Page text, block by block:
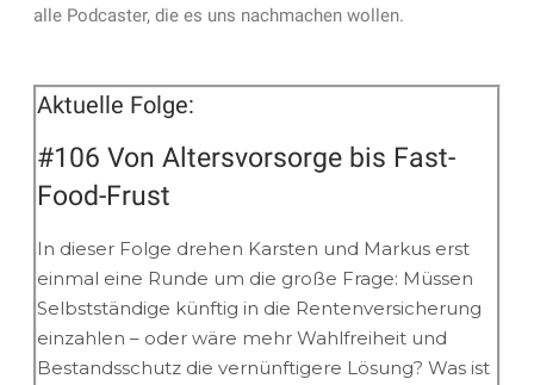
alle Podcaster, die es uns nachmachen wollen.
Aktuelle Folge:
#106 Von Altersvorsorge bis Fast-
Food-Frust
In dieser Folge drehen Karsten und Markus erst
einmal eine Runde um die große Frage: Müssen
Selbstständige künftig in die Rentenversicherung
einzahlen – oder wäre mehr Wahlfreiheit und
Bestandsschutz die vernünftigere Lösung? Was ist